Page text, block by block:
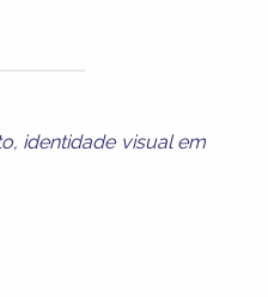
, identidade visual em